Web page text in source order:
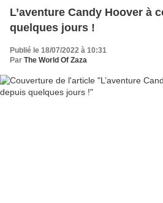
L’aventure Candy Hoover à
quelques jours !
Publié le 18/07/2022 à 10:31
Par The World Of Zaza